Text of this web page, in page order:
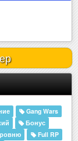
Gang Wars
Бонус
Full RP